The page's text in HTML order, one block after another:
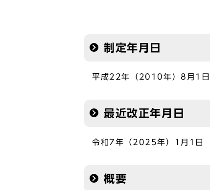
制定年月日
平成22年（2010年）8月1日
最近改正年月日
令和7年（2025年）1月1日
概要